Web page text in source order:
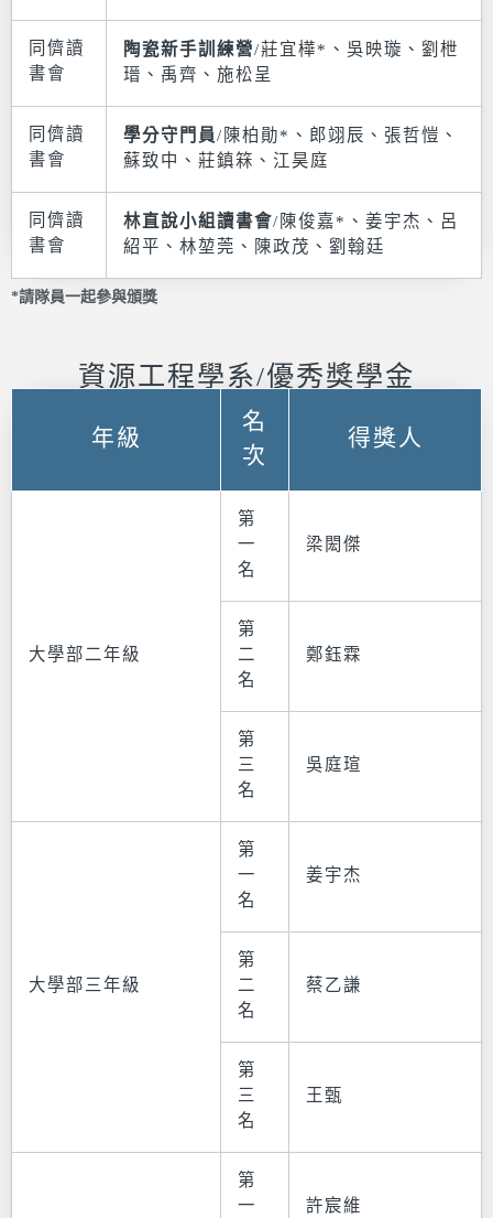
同儕讀
書會
陶瓷新手訓練營/莊宜樺*、吳映璇、劉枻
瑨、禹齊、施松呈
同儕讀
書會
學分守門員/陳柏勛*、郎翊辰、張哲愷、
蘇致中、莊鎮箖、江昊庭
同儕讀
書會
林直說小組讀書會/陳俊嘉*、姜宇杰、呂
紹平、林堃莞、陳政茂、劉翰廷
*請隊員一起參與頒獎
資源工程學系/優秀獎學金
年級
名
次
得獎人
大學部二年級
第
一
名
梁閎傑
第
二
名
鄭鈺霖
第
三
名
吳庭瑄
大學部三年級
第
一
名
姜宇杰
第
二
名
蔡乙謙
第
三
名
王甄
第
一
許宸維